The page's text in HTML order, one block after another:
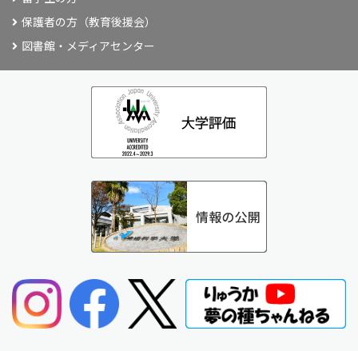
保護者の方（教育後援会）
図書館・メディアセンター